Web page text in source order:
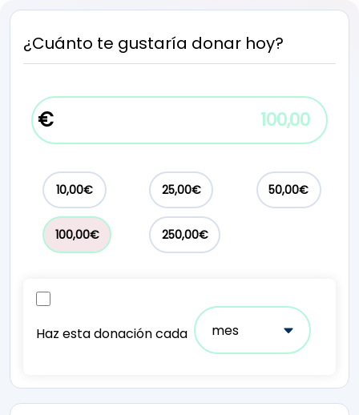
¿Cuánto te gustaría donar hoy?
Cantidad a donar:
€
10,00€ 25,00€ 50,00€
100,00€ 250,00€